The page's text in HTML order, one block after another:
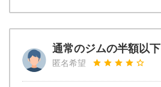
通常のジムの半額以下
匿名希望